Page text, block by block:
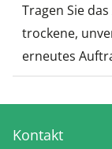
Tragen Sie
trockene,
erneutes
Kontakt